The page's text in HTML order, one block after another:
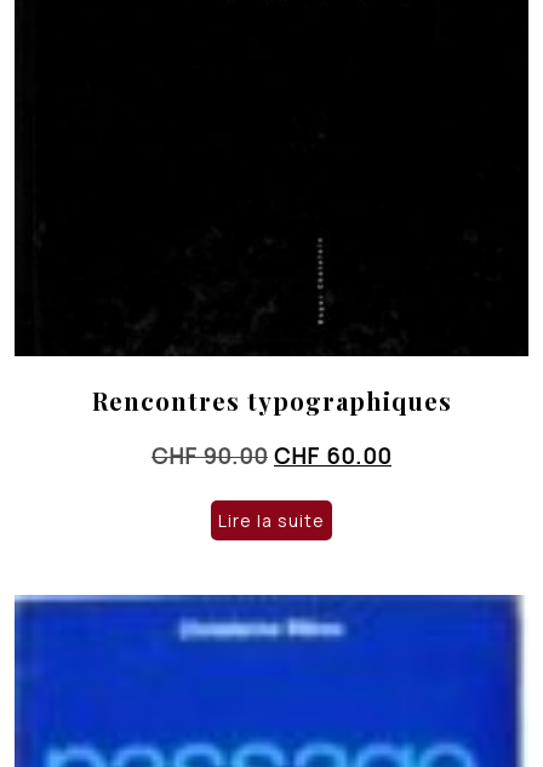
Rencontres typographiques
CHF90.00 Le
initial
CHF 60.00
Lire la suite